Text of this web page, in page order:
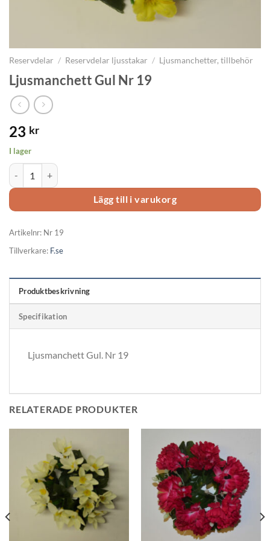
Reservdelar / Reservdelar ljusstakar / Ljusmanchetter, tillbehör
Ljusmanchett Gul Nr 19
23 kr
I lager
Ljusmanchett Gul Nr 19 mängd
Lägg till i varukorg
Artikelnr: Nr 19
Tillverkare: F.se
Produktbeskrivning
Specifikation
Ljusmanchett Gul. Nr 19
RELATERADE PRODUKTER